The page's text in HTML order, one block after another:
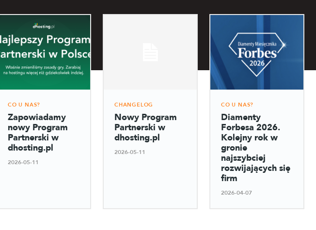
CO U NAS?
Zapowiadamy
nowy Program
Partnerski w
dhosting.pl
2026-05-11
CHANGELOG
Nowy Program
Partnerski w
dhosting.pl
2026-05-11
CO U NAS?
Diamenty
Forbesa 2026.
Kolejny rok w
gronie
najszybciej
rozwijających się
firm
2026-04-07